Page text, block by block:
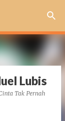
Lubis
Tak Pernah